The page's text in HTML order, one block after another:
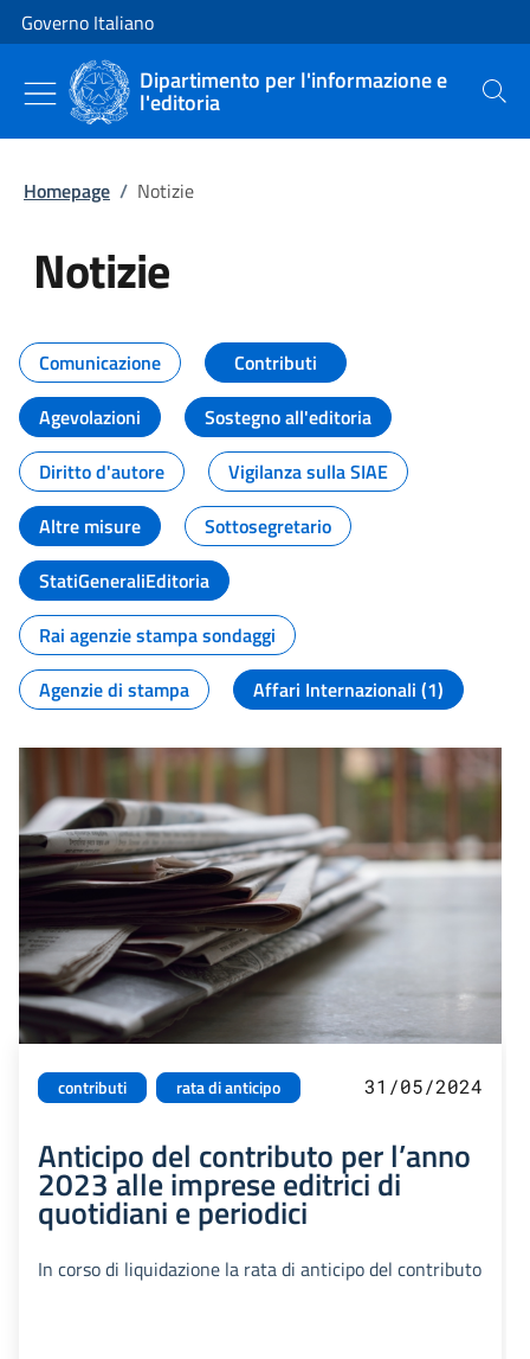
Vai al contenuto
Vai alla navigazione del sito
Governo Italiano
Dipartimento per l'informazione e
l'editoria Cerca
Homepage / Notizie
Notizie
Tutti i contenuti della pagina
Comunicazione
Contributi
Agevolazioni
Sostegno all'editoria
Diritto d'autore
Vigilanza sulla SIAE
Altre misure
Sottosegretario
StatiGeneraliEditoria
Rai agenzie stampa sondaggi
Agenzie di stampa
Affari Internazionali (1)
contributi rata di anticipo 31/05/2024
Anticipo del contributo per l’anno
2023 alle imprese editrici di
quotidiani e periodici
In corso di liquidazione la rata di anticipo del contributo